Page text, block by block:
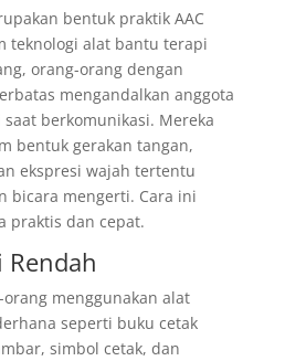
bentuk praktik AAC
teknologi alat bantu terapi
orang-orang dengan
mengandalkan anggota
berkomunikasi. Mereka
bentuk gerakan tangan,
ekspresi wajah tertentu
bicara mengerti. Cara ini
praktis dan cepat.
Rendah
menggunakan alat
seperti buku cetak
simbol cetak, dan